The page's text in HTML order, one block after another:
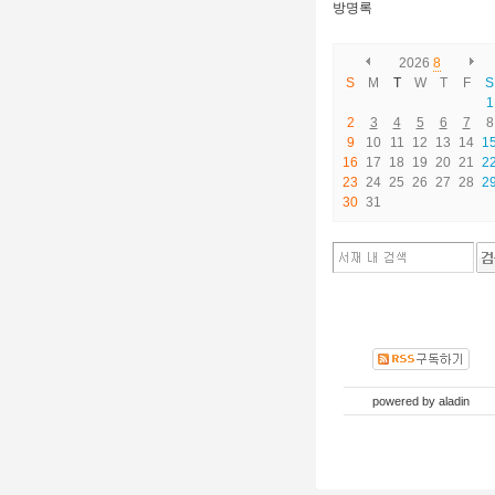
방명록
2026 8
S
M T W T F
S
1
2
3 4 5 6 7
8
9
10 11 12 13 14
16
17 18 19 20 21 22
23 24 25 26 27 28
30 31
powered by aladin